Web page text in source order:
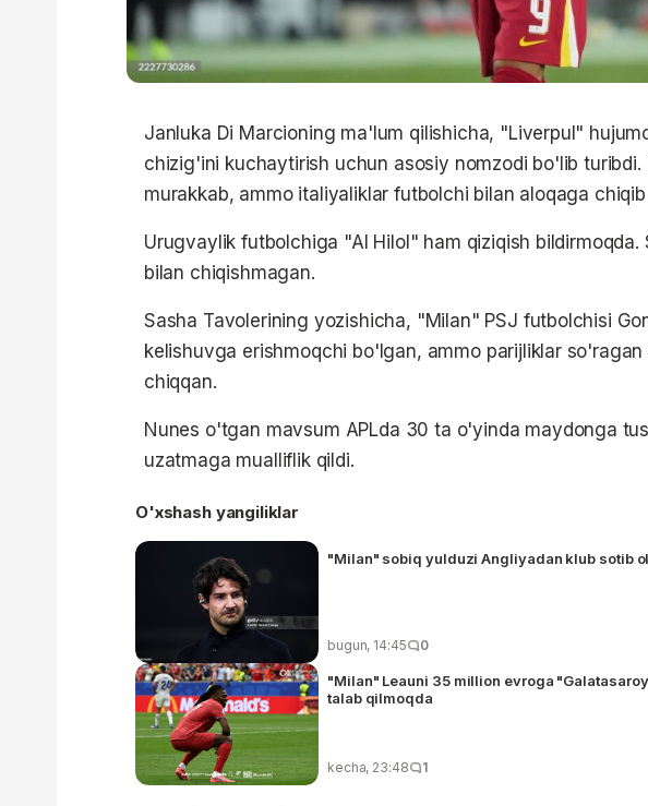
Janluka Di Marcioning ma'lum qilishicha, "Liverpul"
chizig'ini kuchaytirish uchun asosiy nomzodi bo'lib
murakkab, ammo italiyaliklar futbolchi bilan aloqaga
Urugvaylik futbolchiga "Al Hilol" ham qiziqish
bilan chiqishmagan.
Sasha Tavolerining yozishicha, "Milan" PSJ futbolchisi
kelishuvga erishmoqchi bo'lgan, ammo parijliklar
chiqqan.
Nunes o'tgan mavsum APLda 30 ta o'yinda maydonga
uzatmaga mualliflik qildi.
O'xshash yangiliklar
"Milan" sobiq yulduzi Angliyadan klub sotib
bugun, 14:45 0
"Milan" Leauni 35 million evroga
talab qilmoqda
kecha, 23:48 1